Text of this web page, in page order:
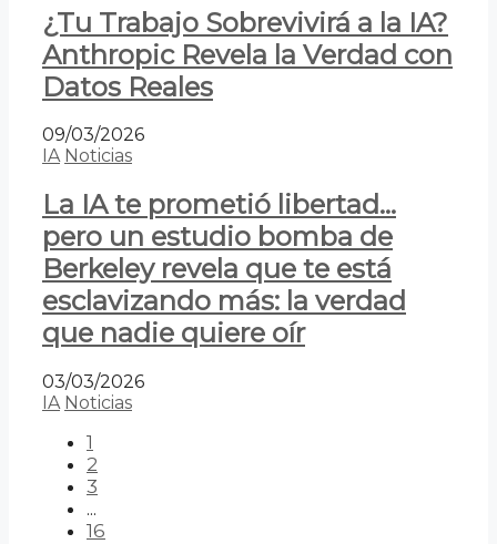
¿Tu Trabajo Sobrevivirá a la IA?
Anthropic Revela la Verdad con
Datos Reales
09/03/2026
IA Noticias
La IA te prometió libertad…
pero un estudio bomba de
Berkeley revela que te está
esclavizando más: la verdad
que nadie quiere oír
03/03/2026
IA Noticias
1
2
3
...
16